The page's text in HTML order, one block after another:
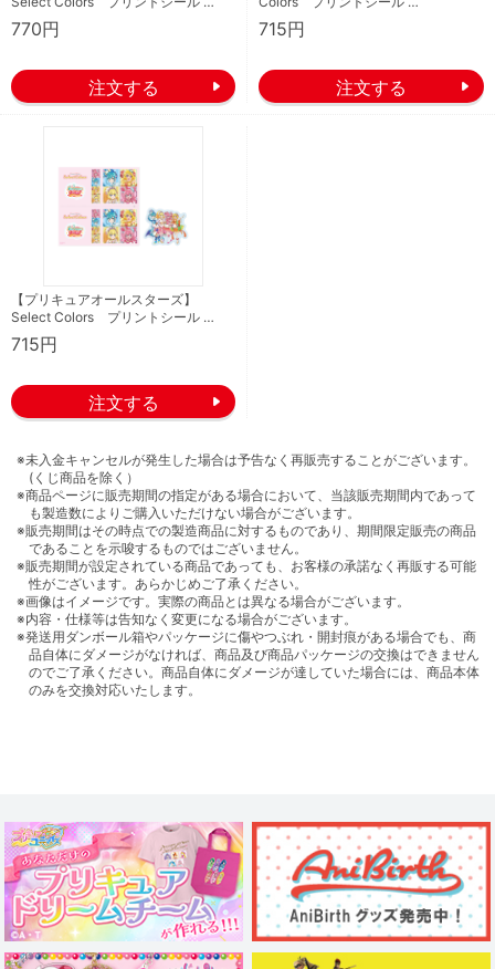
770円 715円
【プリキュアオールスターズ】
Select Colors プリントシール …
715円
※未入金キャンセルが発生した場合は予告なく再販売することがございます。
(くじ商品を除く）
※商品ページに販売期間の指定がある場合において、当該販売期間内であって
も製造数によりご購入いただけない場合がございます。
※販売期間はその時点での製造商品に対するものであり、期間限定販売の商品
であることを示唆するものではございません。
※販売期間が設定されている商品であっても、お客様の承諾なく再販する可能
性がございます。あらかじめご了承ください。
※画像はイメージです。実際の商品とは異なる場合がございます。
※内容・仕様等は告知なく変更になる場合がございます。
※発送用ダンボール箱やパッケージに傷やつぶれ・開封痕がある場合でも、商
品自体にダメージがなければ、商品及び商品パッケージの交換はできません
のでご了承ください。商品自体にダメージが達していた場合には、商品本体
のみを交換対応いたします。